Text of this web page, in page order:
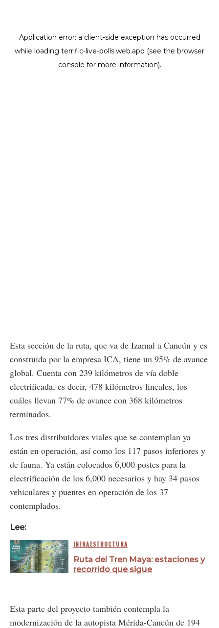
Esta sección de la ruta, que va de Izamal a Cancún y es
construida por la empresa ICA, tiene un 95% de avance
global. Cuenta con 239 kilómetros de vía doble
electrificada, es decir, 478 kilómetros lineales, los
cuáles llevan 77% de avance con 368 kilómetros
terminados.
Los tres distribuidores viales que se contemplan ya
están en operación, así como los 117 pasos inferiores y
de fauna. Ya están colocados 6,000 postes para la
electrificación de los 6,000 necesarios y hay 34 pasos
vehiculares y puentes en operación de los 37
contemplados.
Lee:
INFRAESTRUCTURA
Ruta del Tren Maya: estaciones y
recorrido que sigue
Esta parte del proyecto también contempla la
modernización de la autopista Mérida-Cancún de 194